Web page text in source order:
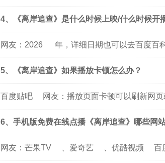
4、《离岸追查》是什么时候上映/什么时候开
网友： 2026 年，详细日期也可以去百度百
5、《离岸追查》如果播放卡顿怎么办？
百度贴吧 网友：播放页面卡顿可以刷新网页
6、手机版免费在线点播《离岸追查》哪些网
网友： 芒果TV 爱奇艺 优酷视频 百